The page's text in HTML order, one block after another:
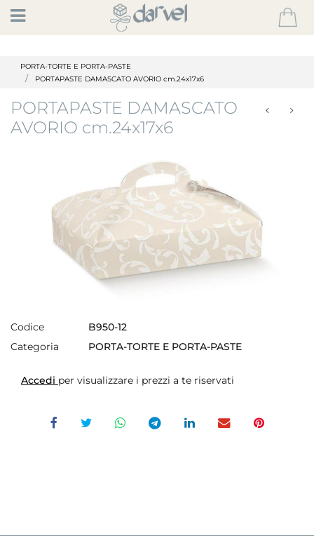
Open
PORTA-TORTE E PORTA-PASTE
PORTAPASTE DAMASCATO AVORIO cm.24x17x6
PORTAPASTE DAMASCATO
AVORIO cm.24x17x6
Codice
B950-12
Categoria
PORTA-TORTE E PORTA-PASTE
Accedi per visualizzare i prezzi a te riservati